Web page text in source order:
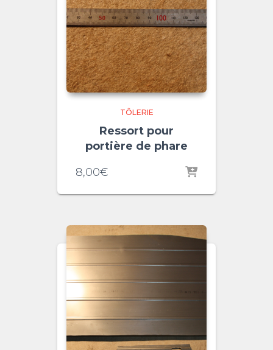
TÔLERIE
Ressort pour
portière de phare
8,00€